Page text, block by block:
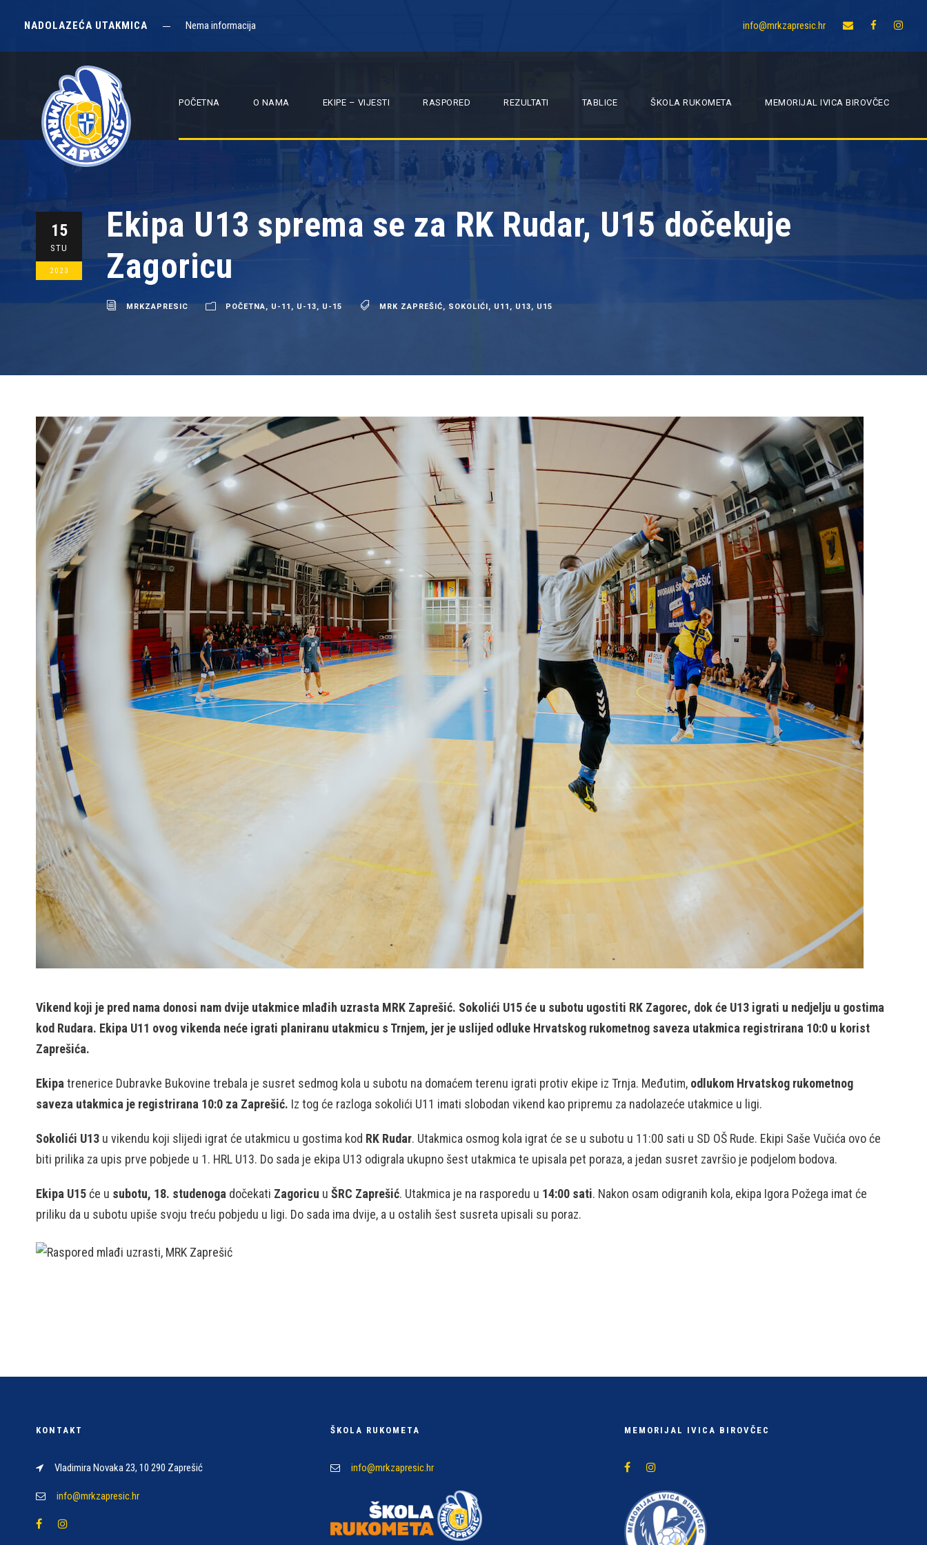
NADOLAZEĆA UTAKMICA Nema informacija info@mrkzapresic.hr
POČETNA O NAMA EKIPE – VIJESTI RASPORED REZULTATI TABLICE ŠKOLA RUKOMETA MEMORIJAL IVICA BIROVČEC
15
STU
2023
Ekipa U13 sprema se za RK Rudar, U15 dočekuje
Zagoricu
MRKZAPRESIC POČETNA, U-11 , U-13, U-15 MRK ZAPREŠIĆ, SOKOLIĆI, U11 , U13, U15
Vikend koji je pred nama donosi nam dvije utakmice mlađih uzrasta MRK Zaprešić. Sokolići U15 će u subotu ugostiti RK Zagorec, dok će U13 igrati u nedjelju u gostima
kod Rudara. Ekipa U11 ovog vikenda neće igrati planiranu utakmicu s Trnjem, jer je uslijed odluke Hrvatskog rukometnog saveza utakmica registrirana 10:0 u korist
Zaprešića.
Ekipa trenerice Dubravke Bukovine trebala je susret sedmog kola u subotu na domaćem terenu igrati protiv ekipe iz Trnja. Međutim, odlukom Hrvatskog rukometnog
saveza utakmica je registrirana 10:0 za Zaprešić. Iz tog će razloga sokolići U11 imati slobodan vikend kao pripremu za nadolazeće utakmice u ligi.
Sokolići U13 u vikendu koji slijedi igrat će utakmicu u gostima kod RK Rudar. Utakmica osmog kola igrat će se u subotu u 11:00 sati u SD OŠ Rude. Ekipi Saše Vučića ovo će
biti prilika za upis prve pobjede u 1. HRL U13. Do sada je ekipa U13 odigrala ukupno šest utakmica te upisala pet poraza, a jedan susret završio je podjelom bodova.
Ekipa U15će u subotu, 18. studenoga dočekati Zagoricu u ŠRC Zaprešić. Utakmica je na rasporedu u 14:00 sati. Nakon osam odigranih kola, ekipa Igora Požega imat će
priliku da u subotu upiše svoju treću pobjedu u ligi. Do sada ima dvije, a u ostalih šest susreta upisali su poraz.
KONTAKT
Vladimira Novaka 23, 10 290 Zaprešić
info@mrkzapresic.hr
ŠKOLA RUKOMETA
info@mrkzapresic.hr
MEMORIJAL IVICA BIROVČEC